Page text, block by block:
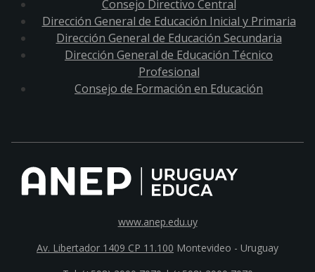
Consejo Directivo Central
Dirección General de Educación Inicial y Primaria
Dirección General de Educación Secundaria
Dirección General de Educación Técnico
Profesional
Consejo de Formación en Educación
www.anep.edu.uy
Av. Libertador 1409 CP 11.100 Montevideo - Uruguay